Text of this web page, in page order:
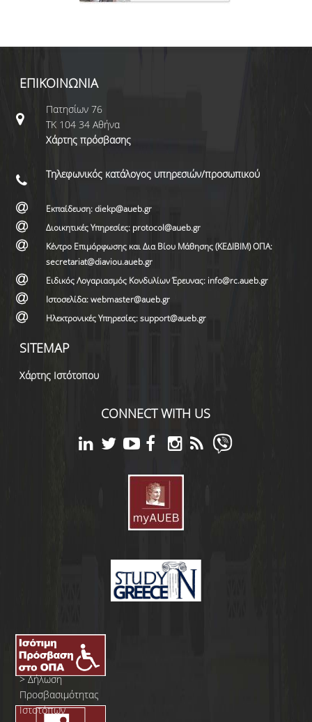
ΕΠΙΚΟΙΝΩΝΙΑ
Πατησίων 76
ΤΚ 104 34 Αθήνα
Χάρτης πρόσβασης
Τηλεφωνικός κατάλογος υπηρεσιών/προσωπικού
Εκπαίδευση: diekp@aueb.gr
Διοικητικές Υπηρεσίες: protocol@aueb.gr
Κέντρο Επιμόρφωσης και Δια Βίου Μάθησης (ΚΕΔΙΒΙΜ) ΟΠΑ:
secretariat@diaviou.aueb.gr
Ειδικός Λογαριασμός Κονδυλίων Έρευνας: info@rc.aueb.gr
Ιστοσελίδα: webmaster@aueb.gr
Ηλεκτρονικές Υπηρεσίες: support@aueb.gr
SITEMAP
Χάρτης Ιστότοπου
CONNECT WITH US
>Δήλωση
Προσβασιμότητας
Ιστοτόπων